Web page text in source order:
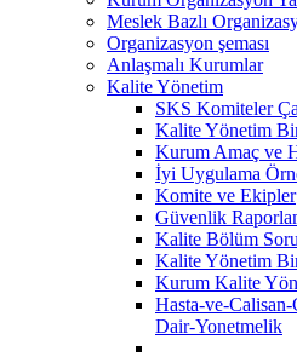
Meslek Bazlı
Organizasyon şeması
Anlaşmalı Kurumlar
Kalite Yönetim
SKS Komiteler
Kalite Yönetim
Kurum Amaç ve
İyi Uygulama
Komite ve Ekipler
Güvenlik
Kalite Bölüm
Kalite Yönetim
Kurum Kalite
Hasta-ve-
Dair-Yonetmelik